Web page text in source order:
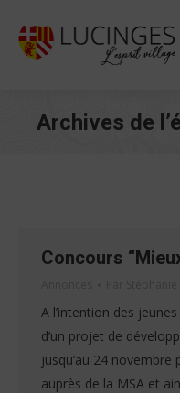
Archives de
Concours
A l’intention des
d’un projet de
jusqu’au 24
auprès de la MSA et